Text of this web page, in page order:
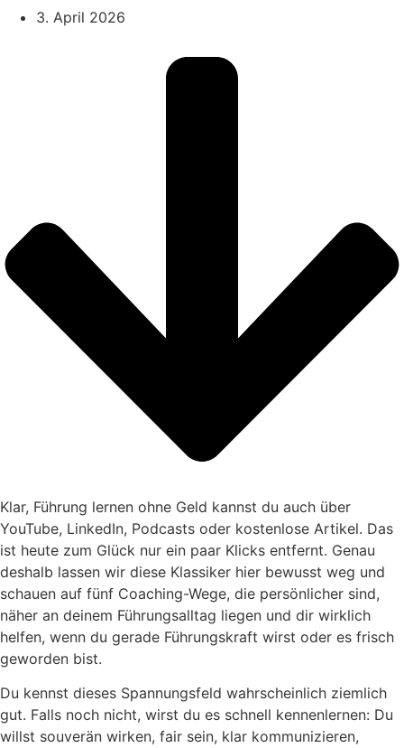
3. April 2026
Klar, Führung lernen ohne Geld kannst du auch über
YouTube, LinkedIn, Podcasts oder kostenlose Artikel. Das
ist heute zum Glück nur ein paar Klicks entfernt. Genau
deshalb lassen wir diese Klassiker hier bewusst weg und
schauen auf fünf Coaching-Wege, die persönlicher sind,
näher an deinem Führungsalltag liegen und dir wirklich
helfen, wenn du gerade Führungskraft wirst oder es frisch
geworden bist.
Du kennst dieses Spannungsfeld wahrscheinlich ziemlich
gut. Falls noch nicht, wirst du es schnell kennenlernen: Du
willst souverän wirken, fair sein, klar kommunizieren,